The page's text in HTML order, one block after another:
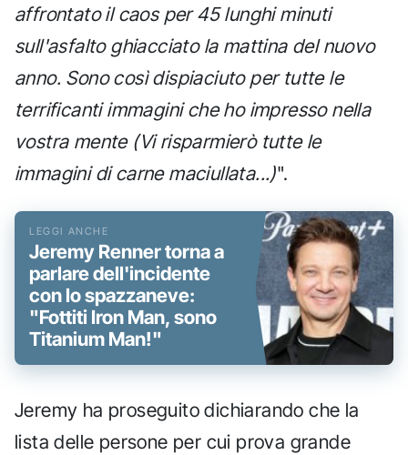
affrontato il caos per 45 lunghi minuti
sull'asfalto ghiacciato la mattina del nuovo
anno. Sono così dispiaciuto per tutte le
terrificanti immagini che ho impresso nella
vostra mente (Vi risparmierò tutte le
immagini di carne maciullata...)".
Jeremy Renner torna a
parlare dell'incidente
con lo spazzaneve:
"Fottiti Iron Man, sono
Titanium Man!"
Jeremy ha proseguito dichiarando che la
lista delle persone per cui prova grande